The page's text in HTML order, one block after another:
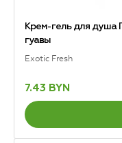
Крем-гель для душа
гуавы
Exotic Fresh
7.43 BYN